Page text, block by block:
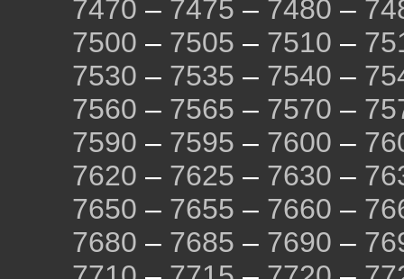
7470 – 7475 – 7480 –
7500 – 7505 – 7510 –
7530 – 7535 – 7540 –
7560 – 7565 – 7570 –
7590 – 7595 – 7600 –
7620 – 7625 – 7630 –
7650 – 7655 – 7660 –
7680 – 7685 – 7690 –